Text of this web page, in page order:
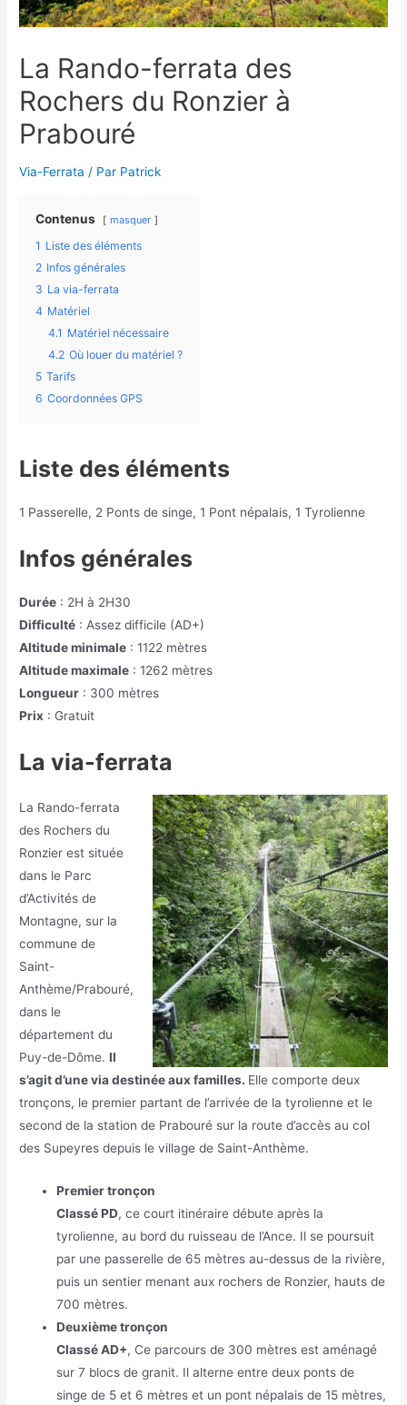
La Rando-ferrata des
Rochers du Ronzier à
Prabouré
Via-Ferrata / Par Patrick
Contenus masquer
1 Liste des éléments
2 Infos générales
3 La via-ferrata
4 Matériel
4.1 Matériel nécessaire
4.2 Où louer du matériel ?
5 Tarifs
6 Coordonnées GPS
Liste des éléments
1 Passerelle, 2 Ponts de singe, 1 Pont népalais, 1 Tyrolienne
Infos générales
Durée : 2H à 2H30
Difficulté : Assez difficile (AD+)
Altitude minimale : 1122 mètres
Altitude maximale : 1262 mètres
Longueur : 300 mètres
Prix : Gratuit
La via-ferrata
La Rando-ferrata
des Rochers du
Ronzier est située
dans le Parc
d’Activités de
Montagne, sur la
commune de
Saint-
Anthème/Prabouré,
dans le
département du
Puy-de-Dôme.Il
s’agit d’une via destinée aux familles. Elle comporte deux
tronçons, le premier partant de l’arrivée de la tyrolienne et le
second de la station de Prabouré sur la route d’accès au col
des Supeyres depuis le village de Saint-Anthème.
Premier tronçon
Classé PD, ce court itinéraire débute après la
tyrolienne, au bord du ruisseau de l’Ance. Il se poursuit
par une passerelle de 65 mètres au-dessus de la rivière,
puis un sentier menant aux rochers de Ronzier, hauts de
700 mètres.
Deuxième tronçon
Classé AD+, Ce parcours de 300 mètres est aménagé
sur 7 blocs de granit. Il alterne entre deux ponts de
singe de 5 et 6 mètres et un pont népalais de 15 mètres,